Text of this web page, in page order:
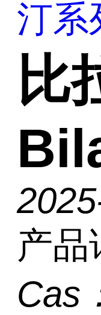
汀系
比
产品
Cas